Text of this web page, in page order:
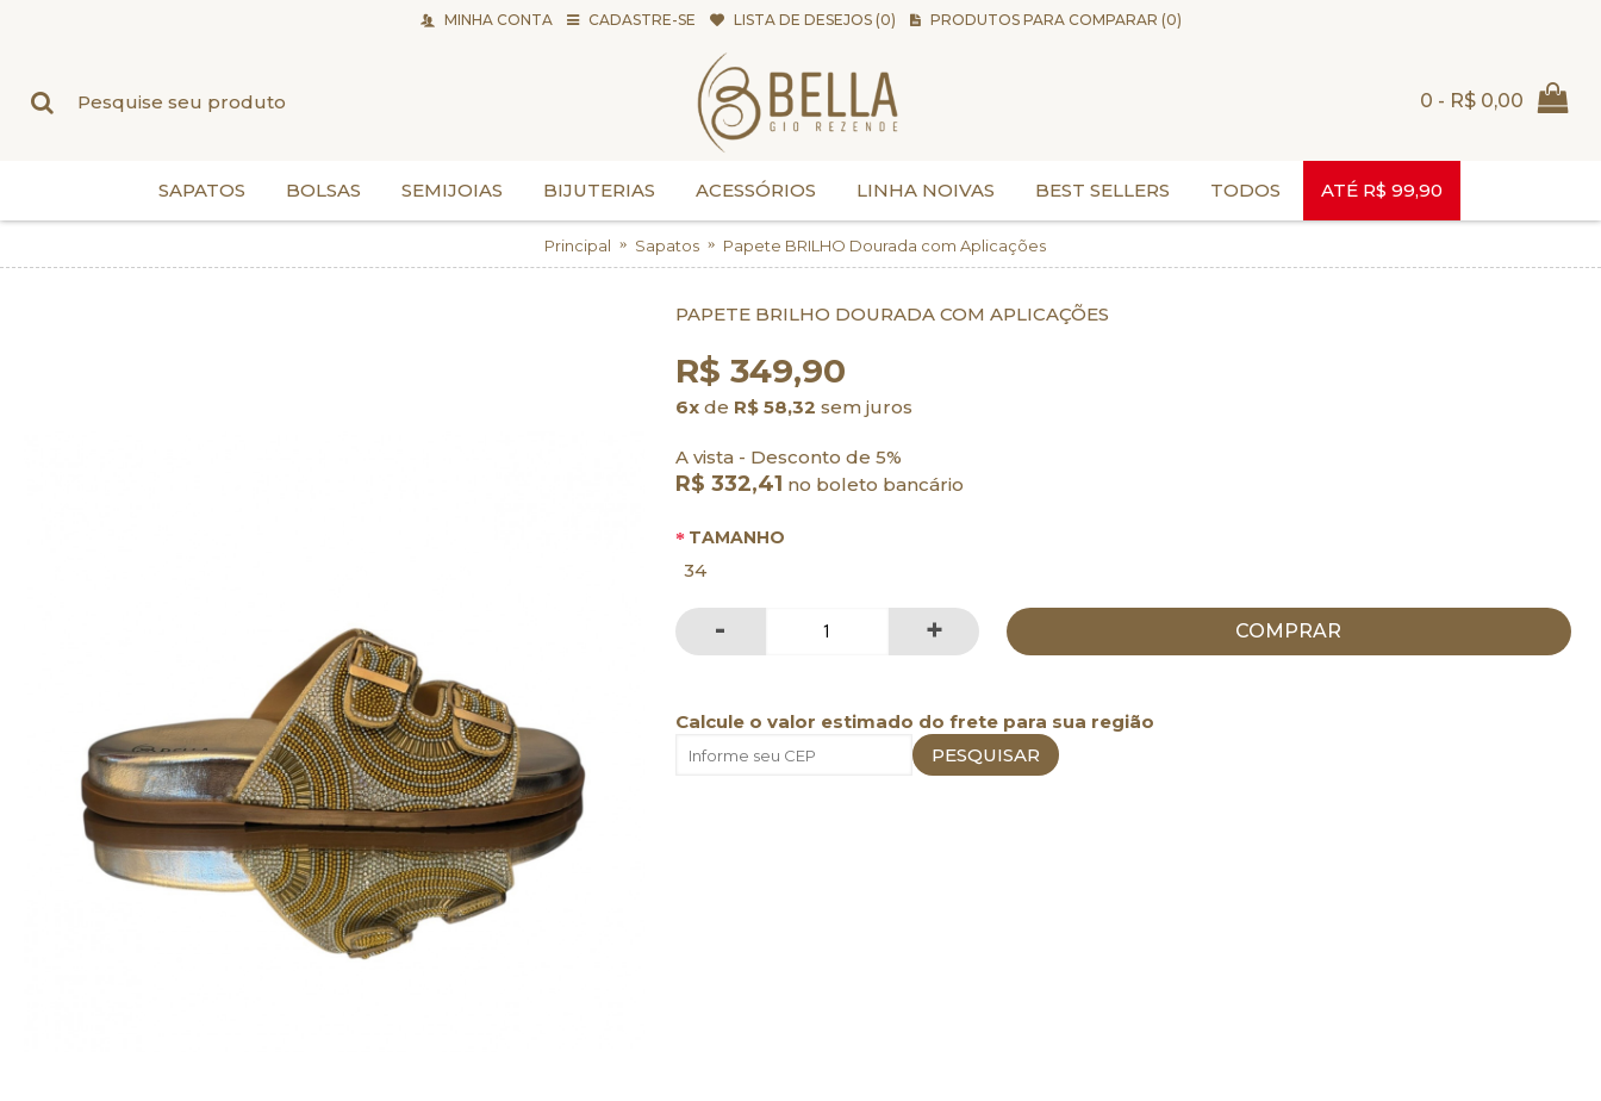
MINHA CONTA CADASTRE-SE LISTA DE DESEJOS (0) PRODUTOS PARA COMPARAR (0)
0 - R$ 0,00
SAPATOS BOLSAS SEMIJOIAS BIJUTERIAS ACESSÓRIOS LINHA NOIVAS BEST SELLERS TODOS ATÉ R$ 99,90
Principal Sapatos Papete BRILHO Dourada com Aplicações
PAPETE BRILHO DOURADA COM APLICAÇÕES
R$ 349,90
6xde R$ 58,32 sem juros
A vista - Desconto de 5%
R$ 332,41 no boleto bancário
TAMANHO
34
- + COMPRAR
Calcule o valor estimado do frete para sua região